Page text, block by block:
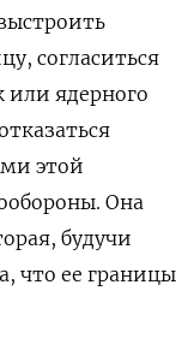
согласиться
или ядерного
этой
Она
будучи
что ее границы